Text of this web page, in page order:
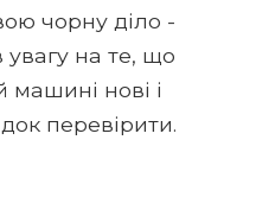
чорну діло -
на те, що
машині нові і
перевірити.